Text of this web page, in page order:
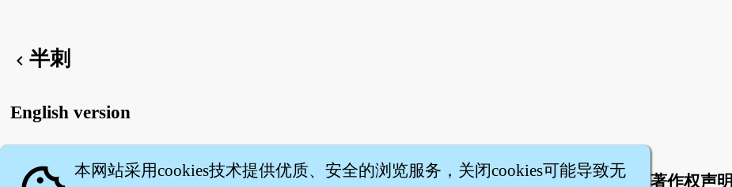
chevron_left 半刺
English version
关于 联络我们 服务条款 隐私权条款 著作权声明
本网站采用cookies技术提供优质、安全的浏览服务，关闭cookies可能导致无